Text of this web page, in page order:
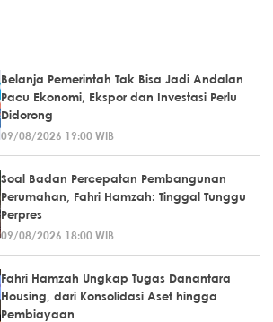
Belanja Pemerintah Tak Bisa Jadi Andalan
Pacu Ekonomi, Ekspor dan Investasi Perlu
Didorong
09/08/2026 19:00 WIB
Soal Badan Percepatan Pembangunan
Perumahan, Fahri Hamzah: Tinggal Tunggu
Perpres
09/08/2026 18:00 WIB
Fahri Hamzah Ungkap Tugas Danantara
Housing, dari Konsolidasi Aset hingga
Pembiayaan